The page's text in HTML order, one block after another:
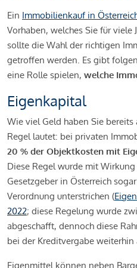
Ein Immobilienkauf in
Vorhaben, welches Sie für
sollte die Wahl der richtigen
getroffen werden. Es gibt
eine Rolle spielen, welche
Eigenkapital
Wie viel Geld haben Sie bereits
Regel lautet: bei privaten
20 % der Objektkosten mit
Diese Regel wurde mit
Gesetzgeber in Österreich
Verordnung unterstrichen (
2022; diese Regelung wurde
abgeschafft, dennoch diese
bei der Kreditvergabe weiterhin
Eigenmittel können neben